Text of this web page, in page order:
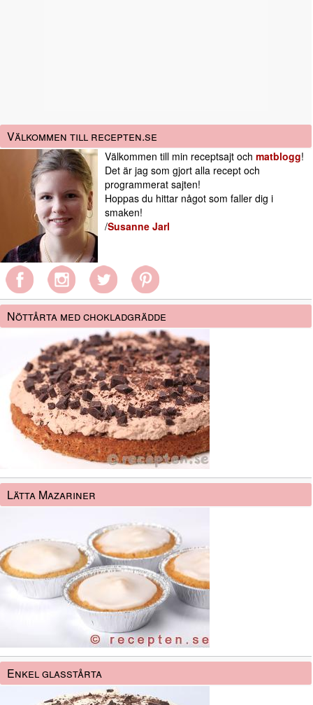
Välkommen till recepten.se
Välkommen till min receptsajt och matblogg!
Det är jag som gjort alla recept och
programmerat sajten!
Hoppas du hittar något som faller dig i
smaken!
/Susanne Jarl
Nöttårta med chokladgrädde
Lätta Mazariner
Enkel glasstårta